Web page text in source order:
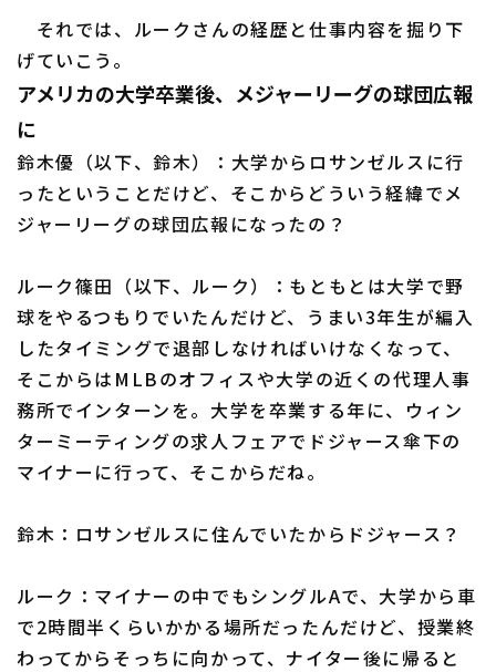
特定商取引法の表示 アルバイト募集（別ウィンドウで開く
それでは、ルークさんの経歴と仕事内容を掘り下
げていこう。
アメリカの大学卒業後、メジャーリーグの球団広報
に
鈴木優（以下、鈴木）：大学からロサンゼルスに行
ったということだけど、そこからどういう経緯でメ
ジャーリーグの球団広報になったの？
ルーク篠田（以下、ルーク）：もともとは大学で野
球をやるつもりでいたんだけど、うまい3年生が編入
したタイミングで退部しなければいけなくなって、
そこからはMLBのオフィスや大学の近くの代理人事
務所でインターンを。大学を卒業する年に、ウィン
ターミーティングの求人フェアでドジャース傘下の
マイナーに行って、そこからだね。
鈴木：ロサンゼルスに住んでいたからドジャース？
ルーク：マイナーの中でもシングルAで、大学から車
で2時間半くらいかかる場所だったんだけど、授業終
わってからそっちに向かって、ナイター後に帰ると